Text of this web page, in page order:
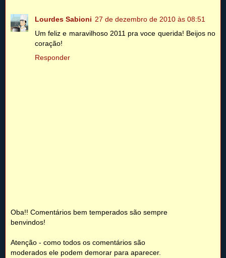
Lourdes Sabioni 27 de dezembro de 2010 às 08:51
Um feliz e maravilhoso 2011 pra voce querida! Beijos no
coração!
Responder
Oba!! Comentários bem temperados são sempre
benvindos!
Atenção - como todos os comentários são
moderados ele podem demorar para aparecer.